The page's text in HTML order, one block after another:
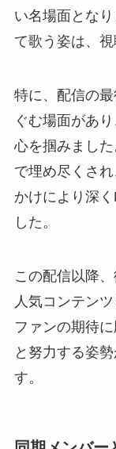
い名場面とな
て歌う姿は、
特に、配信の
ぐむ場面があ
心を掴みまし
で埋め尽くさ
かけにより深
した。
この配信以降
人気コンテン
ファンの期待
と努力する姿
す。